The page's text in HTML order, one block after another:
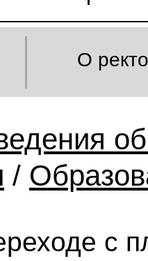
О
/
с